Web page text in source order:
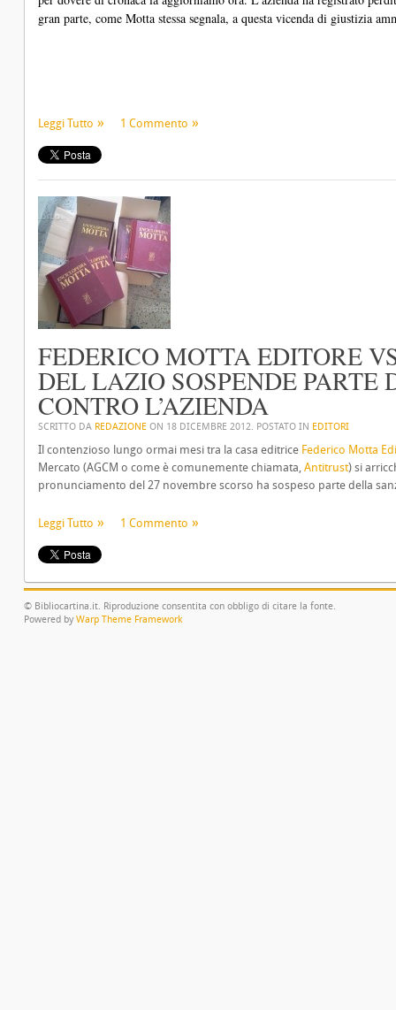
gran parte, come Motta stessa segnala, a questa vicenda di giustizia
Leggi Tutto 1 Commento
FEDERICO MOTTA EDITORE
DEL LAZIO SOSPENDE PARTE
CONTRO L’AZIENDA
SCRITTO DA REDAZIONE ON 18 DICEMBRE 2012. POSTATO IN EDITORI
Il contenzioso lungo ormai mesi tra la casa editrice Federico Motta
Mercato (AGCM o come è comunemente chiamata, Antitrust) si
pronunciamento del 27 novembre scorso ha sospeso parte della
Leggi Tutto 1 Commento
© Bibliocartina.it. Riproduzione consentita con obbligo di citare la fonte.
Powered by Warp Theme Framework